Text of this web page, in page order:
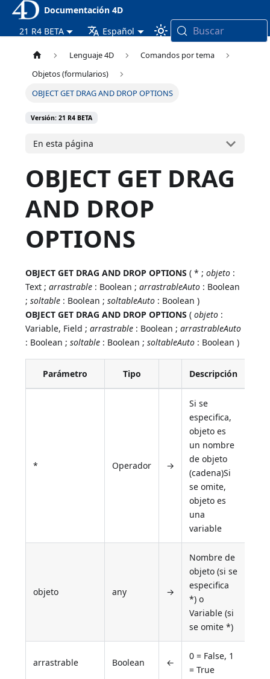
Documentación 4D
21 R4 BETA
Español Buscar
Lenguaje 4D
Comandos por tema
Objetos (formularios)
OBJECT GET DRAG AND DROP OPTIONS
Versión: 21 R4 BETA
En esta página
OBJECT GET DRAG
AND DROP
OPTIONS
OBJECT GET DRAG AND DROP OPTIONS ( * ;objeto :
Text ;arrastrable : Boolean ;arrastrableAuto : Boolean
;soltable : Boolean ;soltableAuto : Boolean )
OBJECT GET DRAG AND DROP OPTIONS (objeto :
Variable, Field ;arrastrable : Boolean ;arrastrableAuto
: Boolean ;soltable : Boolean ;soltableAuto : Boolean )
Parámetro Tipo Descripción
* Operador →
Si se
especifica,
objeto es
un nombre
de objeto
(cadena)Si
se omite,
objeto es
una
variable
objeto any →
Nombre de
objeto (si se
especifica
*) o
Variable (si
se omite *)
arrastrable Boolean ←
0 = False, 1
= True